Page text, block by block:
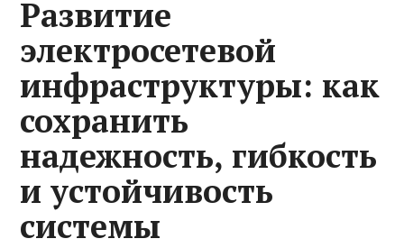
Развитие
электросетевой
инфраструктуры: как
сохранить
надежность, гибкость
и устойчивость
системы